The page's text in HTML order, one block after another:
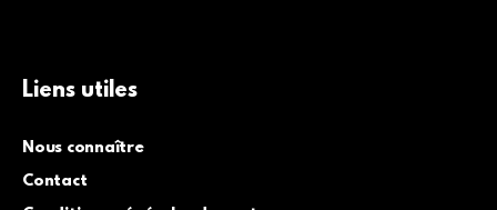
Liens utiles
Nous connaître
Contact